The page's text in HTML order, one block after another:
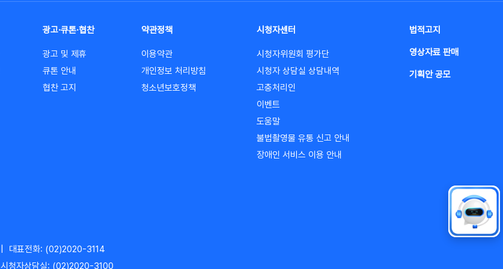
광고·큐톤·협찬
광고 및 제휴
큐톤 안내
협찬 고지
약관정책
이용약관
개인정보 처리방침
청소년보호정책
시청자센터
시청자위원회 평가단
시청자 상담실 상담내역
고충처리인
이벤트
도움말
불법촬영물 유통 신고 안내
장애인 서비스 이용 안내
법적고지
영상자료 판매
기획안 공모
대표전화: (02)2020-3114
시청자상담실: (02)2020-3100